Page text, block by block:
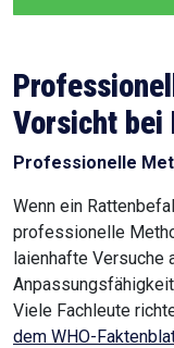
Vorsicht bei
Professionelle
Wenn ein
professionelle
laienhafte Versuche
Viele Fachleute
dem WHO-